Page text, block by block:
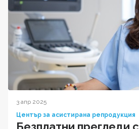
3 апр 2025
Център за асистирана репродукция